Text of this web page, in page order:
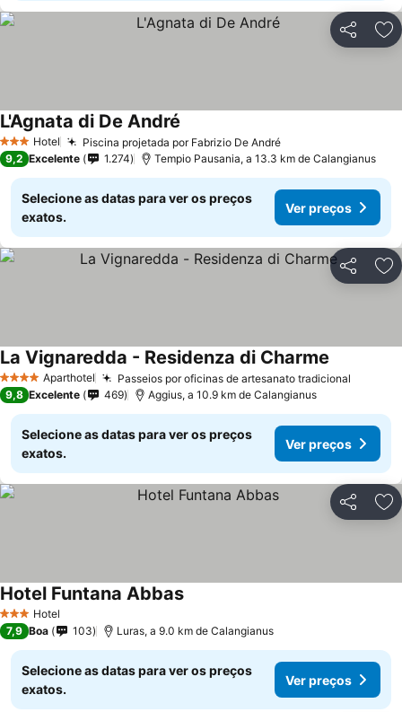
Partilhar
3 EstrelasHotel Piscina projetada por Fabrizio De André
L'Agnata di De André
9,2 Excelente 1.274 Tempio Pausania, a 13.3 km de Calangianus
Selecione as datas para ver os preços
exatos.
Ver preços
Partilhar
4 EstrelasAparthotel Passeios por oficinas de artesanato tradicional
La Vignaredda - Residenza di Charme
9,8 Excelente 469 Aggius, a 10.9 km de Calangianus
Selecione as datas para ver os preços
exatos.
Ver preços
Partilhar
3 EstrelasHotel
Hotel Funtana Abbas
7,9 Boa 103 Luras, a 9.0 km de Calangianus
Selecione as datas para ver os preços
exatos.
Ver preços